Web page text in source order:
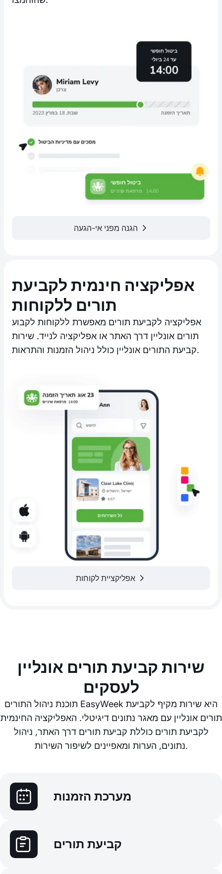
הגנה מפני אי-הגעה
אפליקציה חינמית לקביעת
תורים ללקוחות
אפליקציה לקביעת תורים מאפשרת ללקוחות לקבוע
תורים אונליין דרך האתר או אפליקציה לנייד. שירות
קביעת התורים אונליין כולל ניהול הזמנות והתראות.
אפליקציית לקוחות
שירות קביעת תורים אונליין
לעסקים
תוכנת ניהול התורים EasyWeek היא שירות מקיף לקביעת
תורים אונליין עם מאגר נתונים דיגיטלי. האפליקציה החינמית
לקביעת תורים כוללת קביעת תורים דרך האתר, ניהול
נתונים, הערות ומאפיינים לשיפור השירות.
מערכת הזמנות
קביעת תורים